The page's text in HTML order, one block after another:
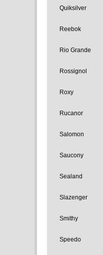
Quiksilver
Reebok
Rio Grande
Rossignol
Roxy
Rucanor
Salomon
Saucony
Sealand
Slazenger
Smithy
Speedo